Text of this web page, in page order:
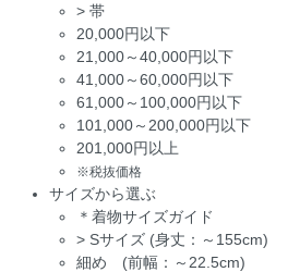
> 帯
20,000円以下
21,000～40,000円以下
41,000～60,000円以下
61,000～100,000円以下
101,000～200,000円以下
201,000円以上
※税抜価格
サイズから選ぶ
＊着物サイズガイド
> Sサイズ (身丈：～155cm)
細め (前幅：～22.5cm)